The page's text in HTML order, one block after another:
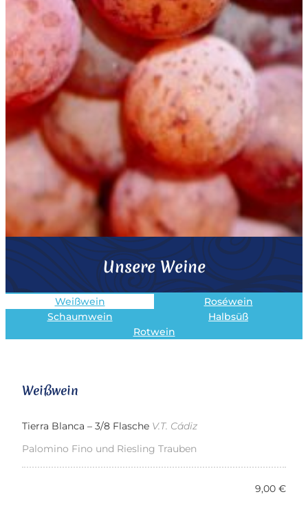
Unsere Weine
Weißwein
Roséwein
Schaumwein
Halbsüß
Rotwein
Weißwein
Tierra Blanca – 3/8 Flasche V.T. Cádiz
Palomino Fino und Riesling Trauben
9,00 €